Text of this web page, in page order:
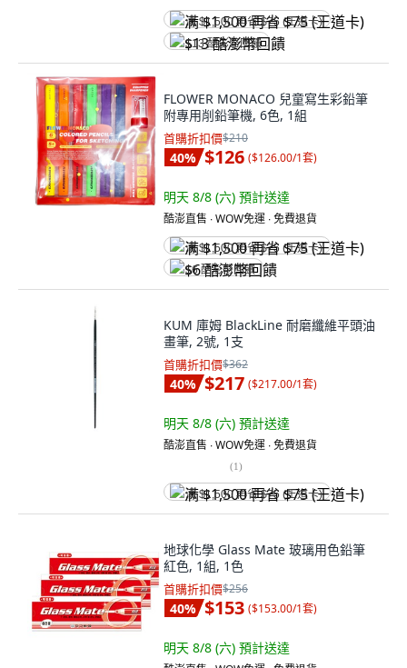
满 $1,500 再省 $75 (王道卡)
$13 酷澎幣回饋
FLOWER MONACO 兒童寫生彩鉛筆
附專用削鉛筆機, 6色, 1組
首購折扣價$210
40% $126 ($126.00/1套)
明天 8/8 (六) 預計送達
酷澎直售 ∙ WOW免運 ∙ 免費退貨
满 $1,500 再省 $75 (王道卡)
$6 酷澎幣回饋
KUM 庫姆 BlackLine 耐磨纖維平頭油
畫筆, 2號, 1支
首購折扣價$362
40% $217 ($217.00/1套)
明天 8/8 (六) 預計送達
酷澎直售 ∙ WOW免運 ∙ 免費退貨
(1)
满 $1,500 再省 $75 (王道卡)
地球化學 Glass Mate 玻璃用色鉛筆
紅色, 1組, 1色
首購折扣價$256
40% $153 ($153.00/1套)
明天 8/8 (六) 預計送達